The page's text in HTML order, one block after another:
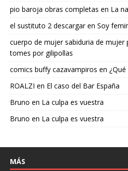
pio baroja obras completas en La
el sustituto 2 descargaren Soy
cuerpo de mujer sabiduria de mujer
tomes por gilipollas
comics buffy cazavampiros en
ROALZI en El caso del Bar España
Bruno en La culpa es vuestra
Bruno en La culpa es vuestra
MÁS